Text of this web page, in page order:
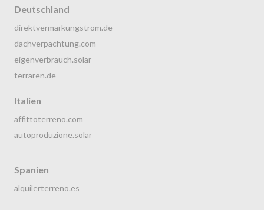
Deutschland
direktvermarkungstrom.de
dachverpachtung.com
eigenverbrauch.solar
terraren.de
Italien
affittoterreno.com
autoproduzione.solar
Spanien
alquilerterreno.es